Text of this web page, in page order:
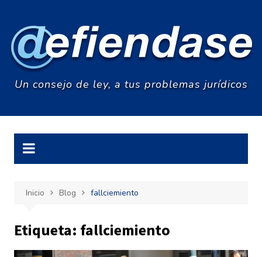
contenido
Un consejo de ley, a tus problemas jurídicos
Inicio Blog fallciemiento
Etiqueta: fallciemiento